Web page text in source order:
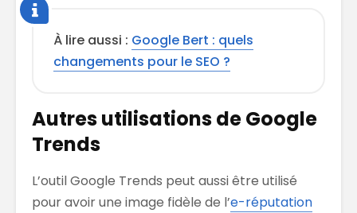
À lire aussi : Google Bert : quels
changements pour le SEO ?
Autres utilisations de Google
Trends
L’outil Google Trends peut aussi être utilisé
pour avoir une image fidèle de l’e-réputation